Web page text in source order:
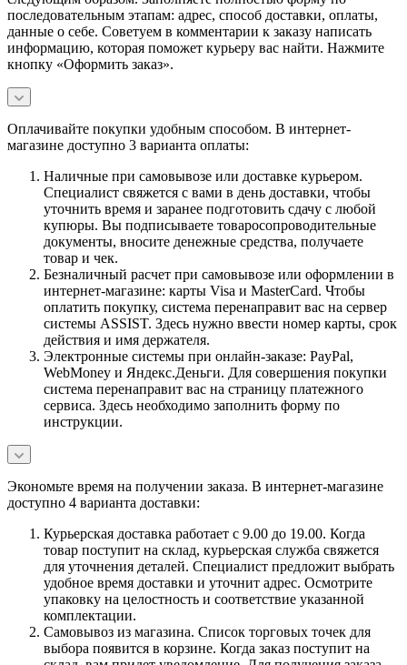
последовательным этапам: адрес, способ доставки, оплаты,
данные о себе. Советуем в комментарии к заказу написать
информацию, которая поможет курьеру вас найти. Нажмите
кнопку «Оформить заказ».
Оплачивайте покупки удобным способом. В интернет-
магазине доступно 3 варианта оплаты:
Наличные при самовывозе или доставке курьером.
Специалист свяжется с вами в день доставки, чтобы
уточнить время и заранее подготовить сдачу с любой
купюры. Вы подписываете товаросопроводительные
документы, вносите денежные средства, получаете
товар и чек.
Безналичный расчет при самовывозе или оформлении в
интернет-магазине: карты Visa и MasterCard. Чтобы
оплатить покупку, система перенаправит вас на сервер
системы ASSIST. Здесь нужно ввести номер карты, срок
действия и имя держателя.
Электронные системы при онлайн-заказе: PayPal,
WebMoney и Яндекс.Деньги. Для совершения покупки
система перенаправит вас на страницу платежного
сервиса. Здесь необходимо заполнить форму по
инструкции.
Экономьте время на получении заказа. В интернет-магазине
доступно 4 варианта доставки:
Курьерская доставка работает с 9.00 до 19.00. Когда
товар поступит на склад, курьерская служба свяжется
для уточнения деталей. Специалист предложит выбрать
удобное время доставки и уточнит адрес. Осмотрите
упаковку на целостность и соответствие указанной
комплектации.
Самовывоз из магазина. Список торговых точек для
выбора появится в корзине. Когда заказ поступит на